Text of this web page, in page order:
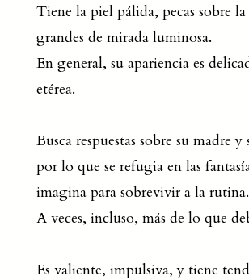
Tiene la piel pálida, pecas sobre
grandes de mirada luminosa.
En general, su apariencia es
etérea.
Busca respuestas sobre su madre
por lo que se refugia en las
imagina para sobrevivir a la rutina.
A veces, incluso, más de lo que
Es valiente, impulsiva, y tiene